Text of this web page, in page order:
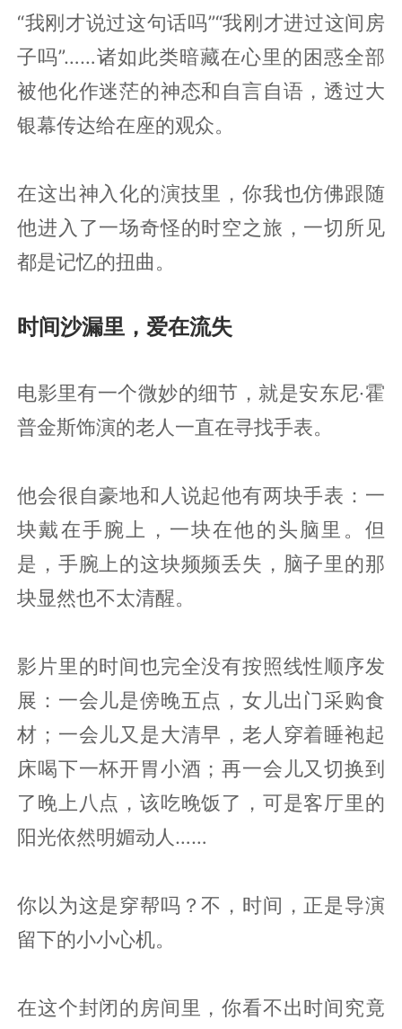
“我刚才说过这句话吗”“我刚才进过这间房
子吗”……诸如此类暗藏在心里的困惑全部
被他化作迷茫的神态和自言自语，透过大
银幕传达给在座的观众。
在这出神入化的演技里，你我也仿佛跟随
他进入了一场奇怪的时空之旅，一切所见
都是记忆的扭曲。
时间沙漏里，爱在流失
电影里有一个微妙的细节，就是安东尼·霍
普金斯饰演的老人一直在寻找手表。
他会很自豪地和人说起他有两块手表：一
块戴在手腕上，一块在他的头脑里。但
是，手腕上的这块频频丢失，脑子里的那
块显然也不太清醒。
影片里的时间也完全没有按照线性顺序发
展：一会儿是傍晚五点，女儿出门采购食
材；一会儿又是大清早，老人穿着睡袍起
床喝下一杯开胃小酒；再一会儿又切换到
了晚上八点，该吃晚饭了，可是客厅里的
阳光依然明媚动人……
你以为这是穿帮吗？不，时间，正是导演
留下的小小心机。
在这个封闭的房间里，你看不出时间究竟